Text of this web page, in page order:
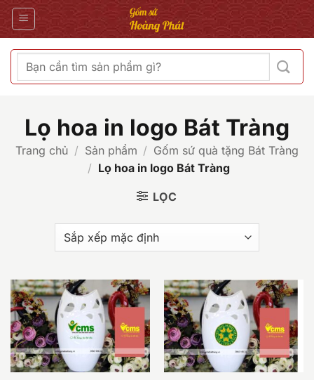
Bỏ
qua
Tìm
kiếm:
Lọ hoa in logo Bát Tràng
Trang chủ / Sản phẩm / Gốm sứ quà tặng Bát Tràng
/ Lọ hoa in logo Bát Tràng
LỌC